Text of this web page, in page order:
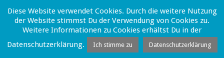
Proudly powered byWordPress |Theme: Yoko vonElmastudio
Oben
Diese Website verwendet Cookies. Durch die weitere Nutzung
der Website stimmst Du der Verwendung von Cookies zu.
Weitere Informationen zu Cookies erhältst Du in der
Datenschutzerklärung.
Ich stimme zu Datenschutzerklärung